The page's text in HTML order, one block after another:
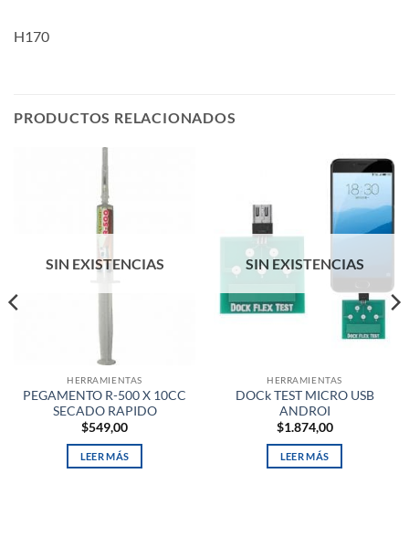
H170
PRODUCTOS RELACIONADOS
SIN EXISTENCIAS
HERRAMIENTAS
PEGAMENTO R-500 X 10CC
SECADO RAPIDO
$549,00
LEER MÁS
SIN EXISTENCIAS
HERRAMIENTAS
DOCk TEST MICRO USB
ANDROI
$1.874,00
LEER MÁS